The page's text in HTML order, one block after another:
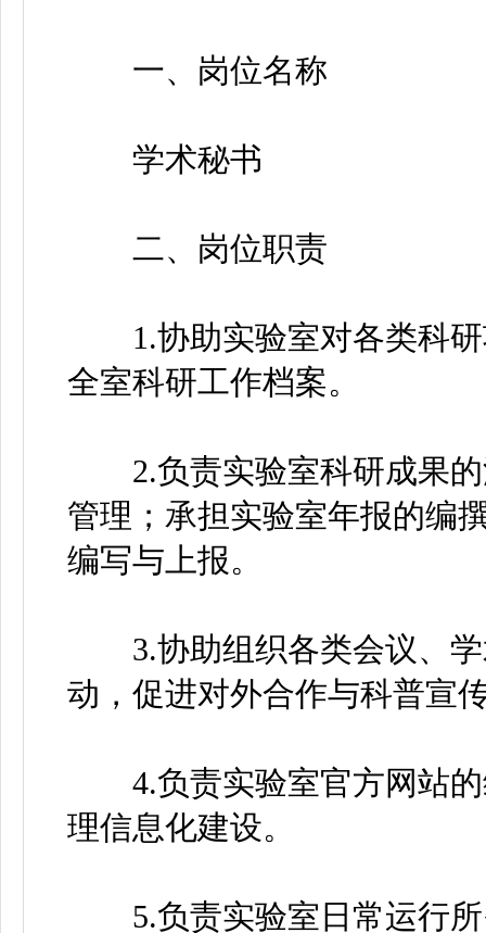
一、岗位名称
学术秘书
二、岗位职责
1.协助实验室对各类科研
全室科研工作档案。
2.负责实验室科研成果的
管理；承担实验室年报的编
编写与上报。
3.协助组织各类会议、学
动，促进对外合作与科普宣
4.负责实验室官方网站的
理信息化建设。
5.负责实验室日常运行所